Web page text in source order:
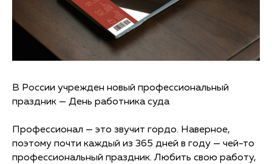
В России учрежден новый профессиональный
праздник — День работника суда
Профессионал — это звучит гордо. Наверное,
поэтому почти каждый из 365 дней в году — чей-то
профессиональный праздник. Любить свою работу,